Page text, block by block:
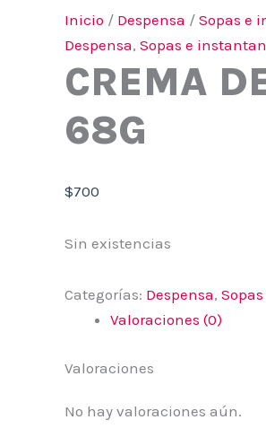
Inicio / Despensa / Sopas e
Despensa, Sopas e
CREMA
68G
$700
Sin existencias
Categorías: Despensa,
Valoraciones (0)
Valoraciones
No hay valoraciones aún.